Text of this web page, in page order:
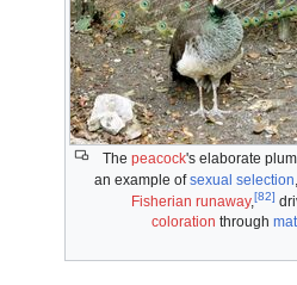
The peacock's elaborate
an example ofsexual selection,
Fisherian runaway, [82]
coloration through